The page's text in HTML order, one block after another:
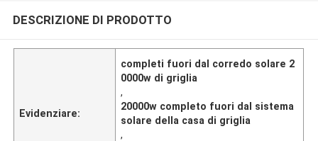
DESCRIZIONE DI PRODOTTO
Evidenziare:
completi fuori dal corredo solare 2
0000w di griglia
,
20000w completo fuori dal sistema
solare della casa di griglia
,